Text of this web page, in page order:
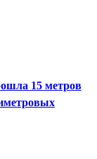
15 метров